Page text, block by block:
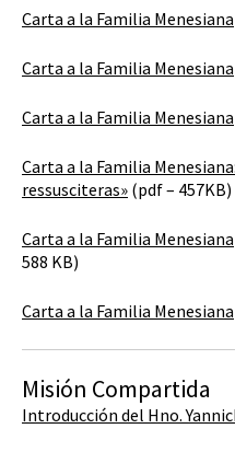
Carta a la Familia Menesiana
Carta a la Familia Menesiana
Carta a la Familia Menesiana
Carta a la Familia
ressusciteras» (pdf – 457KB)
Carta a la Familia Menesiana
588 KB)
Carta a la Familia Menesiana
Misión Compartida
Introducción del Hno.